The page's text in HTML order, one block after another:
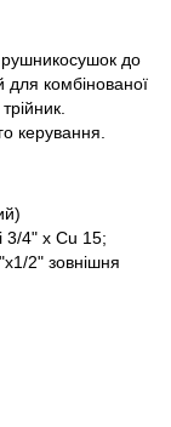
рушникосушок до
комбінованої
керування.
3/4" x Cu 15;
2" зовнішня